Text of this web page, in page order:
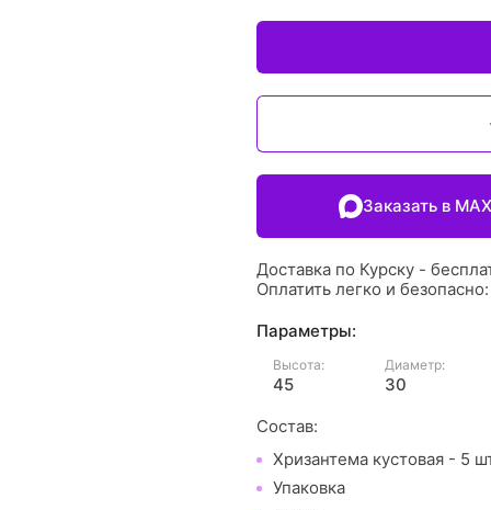
Заказать в MAX
Доставка по Курску -
Оплатить легко и
Параметры:
Высота:
45
Диаметр:
30
Состав:
Хризантема кустовая - 5
Упаковка